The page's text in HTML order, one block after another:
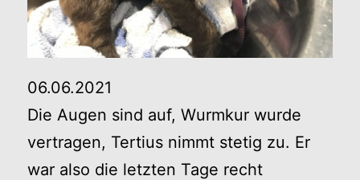
06.06.2021
Die Augen sind auf, Wurmkur wurde
vertragen, Tertius nimmt stetig zu. Er
war also die letzten Tage recht